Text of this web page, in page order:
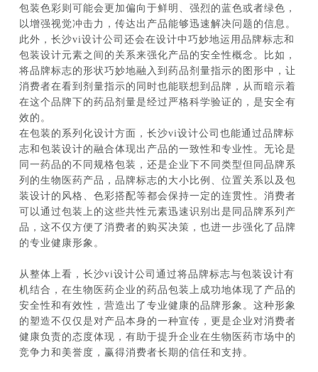
包装色彩则可能会更加偏向于鲜明、强烈的蓝色或者绿色，
以增强视觉冲击力，传达出产品能够迅速解决问题的信息。
此外，长沙vi设计公司还会在设计中巧妙地运用品牌标志和
包装设计元素之间的关系来强化产品的安全性概念。比如，
将品牌标志的形状巧妙地融入到药品剂量指示的图形中，让
消费者在看到剂量指示的同时也能联想到品牌，从而暗示着
在这个品牌下的药品剂量是经过严格科学验证的，是安全有
效的。
在包装的系列化设计方面，长沙vi设计公司也能通过品牌标
志和包装设计的融合体现出产品的一致性和专业性。无论是
同一药品的不同规格包装，还是企业下不同类型但同品牌系
列的生物医药产品，品牌标志的大小比例、位置关系以及包
装设计的风格、色彩搭配等都会保持一定的连贯性。消费者
可以通过包装上的这些共性元素迅速识别出是同品牌系列产
品，这不仅方便了消费者的购买决策，也进一步强化了品牌
的专业健康形象。
从整体上看，长沙vi设计公司通过将品牌标志与包装设计有
机结合，在生物医药企业的药品包装上成功地体现了产品的
安全性和有效性，营造出了专业健康的品牌形象。这种形象
的塑造不仅仅是对产品本身的一种宣传，更是企业对消费者
健康负责的态度体现，有助于提升企业在生物医药市场中的
竞争力和美誉度，赢得消费者长期的信任和支持。